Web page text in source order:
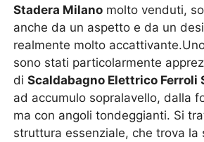
Stadera Milano molto venduti,
anche da un aspetto e da un
realmente molto
sono stati particolarmente
diScaldabagno Elettrico Ferroli
ad accumulo sopralavello, dalla
ma con angoli tondeggianti. Si
struttura essenziale, che trova la